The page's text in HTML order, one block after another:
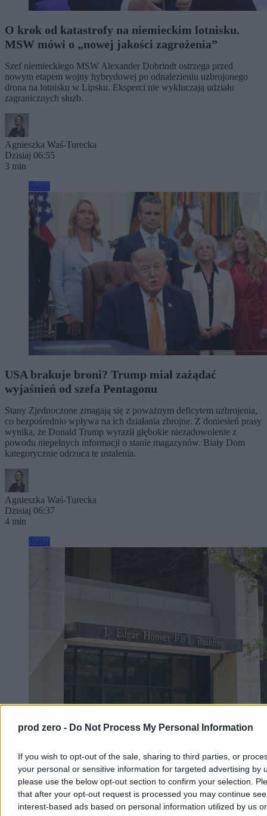
prod zero - Do Not Process My Personal Information
If you wish to opt-out of the sale, sharing to third parties, or
your personal or sensitive information for targeted advertising by
please use the below opt-out section to confirm your selection.
that after your opt-out request is processed you may continue
interest-based ads based on personal information utilized by us or
O krok od katastrofy na niemieckim lotnisku.
MSW mówi o „nowej jakości zagrożenia”
Szef niemieckiego MSW Alexander Dobrindt ostrzega przed
nowym etapem wojny hybrydowej po odnalezieniu uzbrojonego
drona na lotnisku w Lipsku. Eksperci nie wykluczają udziału
zagranicznych służb.
Agnieszka Waś-Turecka
Dzisiaj 06:55
3 min
USA brakuje broni? Trump miał zażądać
wyjaśnień od szefa Pentagonu
Stany Zjednoczone zmagają się z poważnym deficytem uzbrojenia,
co bezpośrednio wpływa na ich działania zbrojne. Z doniesień prasy
wynika, że Donald Trump wyraził głębokie niezadowolenie z
powodu niepełnych informacji o stanie magazynów. Biały Dom
kategorycznie odrzuca te ustalenia.
Agnieszka Waś-Turecka
Dzisiaj 06:37
4 min
Szef FBI zaskakuje ryzykownym ruchem. Patel
Amerykańskie Federalne Biuro Śledcze nawiązało nowe formy
współpracy ze służbami Chin i Rosji, co wywołało falę niepokoju w
amerykańskim środowisku kontrwywiadowczym. Dyrektor FBI
Kash Patel przekonuje, że ruch ten ma na celu walkę z
przestępczością transnarodową, jednak eksperci ostrzegają przed